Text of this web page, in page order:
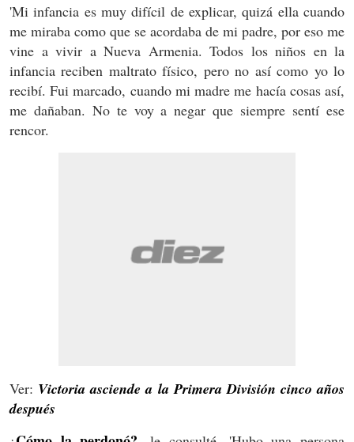
'Mi infancia es muy difícil de explicar, quizá ella cuando
me miraba como que se acordaba de mi padre, por eso me
vine a vivir a Nueva Armenia. Todos los niños en la
infancia reciben maltrato físico, pero no así como yo lo
recibí. Fui marcado, cuando mi madre me hacía cosas así,
me dañaban. No te voy a negar que siempre sentí ese
rencor.
Ver: Victoria asciende a la Primera División cinco años
después